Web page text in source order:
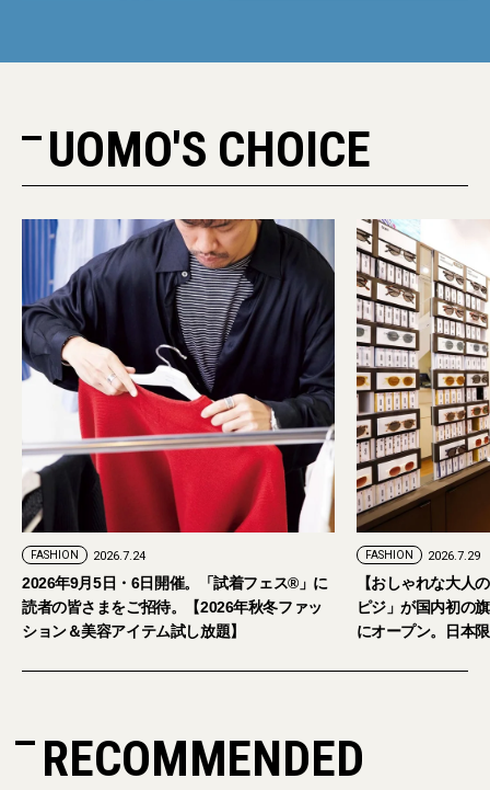
UOMO'S CHOICE
FASHION 2026.7.24
2026年9月5日・6日開催。「試着フェス®︎」に
読者の皆さまをご招待。【2026年秋冬ファッ
ション＆美容アイテム試し放題】
FASHION 2026.7.29
【おしゃれな大人
ピジ」が国内初の
にオープン。日本
RECOMMENDED